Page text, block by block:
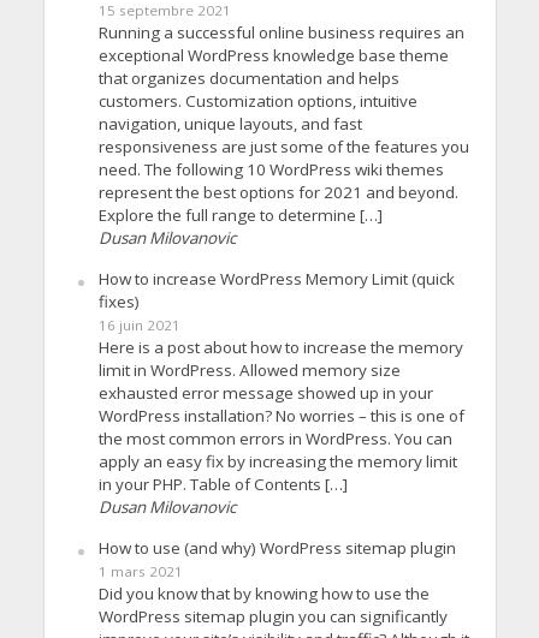
15 septembre 2021
Running a successful online business requires an
exceptional WordPress knowledge base theme
that organizes documentation and helps
customers. Customization options, intuitive
navigation, unique layouts, and fast
responsiveness are just some of the features you
need. The following 10 WordPress wiki themes
represent the best options for 2021 and beyond.
Explore the full range to determine […]
Dusan Milovanovic
How to increase WordPress Memory Limit (quick
fixes)
16 juin 2021
Here is a post about how to increase the memory
limit in WordPress. Allowed memory size
exhausted error message showed up in your
WordPress installation? No worries – this is one of
the most common errors in WordPress. You can
apply an easy fix by increasing the memory limit
in your PHP. Table of Contents […]
Dusan Milovanovic
How to use (and why) WordPress sitemap plugin
1 mars 2021
Did you know that by knowing how to use the
WordPress sitemap plugin you can significantly